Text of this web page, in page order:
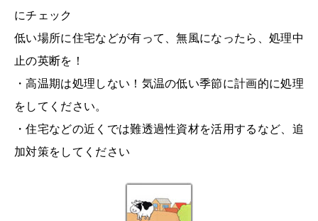
にチェック
低い場所に住宅などが有って、無風になったら、処理中
止の英断を！
・高温期は処理しない！気温の低い季節に計画的に処理
をしてください。
・住宅などの近くでは難透過性資材を活用するなど、追
加対策をしてください